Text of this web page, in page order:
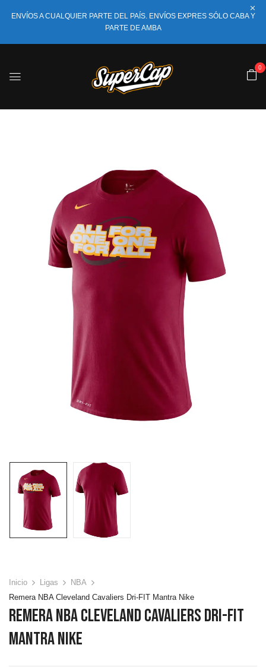
ENVÍOS A CUALQUIER PARTE DEL PAÍS. ENVÍOS EXPRES SÓLO CABA Y
PARTE DE AMBA
0
Inicio Ligas
NBA
Remera NBA Cleveland Cavaliers Dri-FIT Mantra Nike
Remera NBA Cleveland Cavaliers Dri-FIT
Mantra Nike